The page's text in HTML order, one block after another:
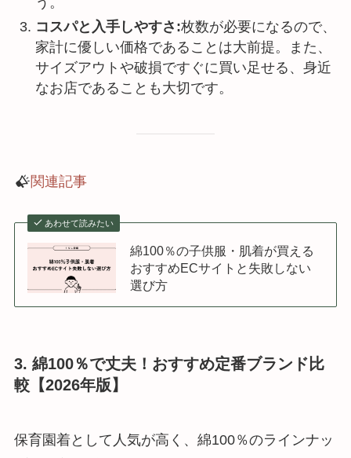
コスパと入手しやすさ:枚数が必要になるので、
家計に優しい価格であることは大前提。また、
サイズアウトや破損ですぐに買い足せる、身近
なお店であることも大切です。
関連記事
あわせて読みたい
綿100％の子供服・肌着が買える
おすすめECサイトと失敗しない
選び方
3. 綿100％で丈夫！おすすめ定番ブランド比
較【2026年版】
保育園着として人気が高く、綿100％のラインナッ